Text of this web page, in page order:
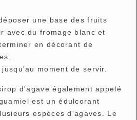
une base des fruits
avec du fromage blanc et
en décorant de
moment de servir.
d'agave également appelé
est un édulcorant
espèces d'agaves. Le